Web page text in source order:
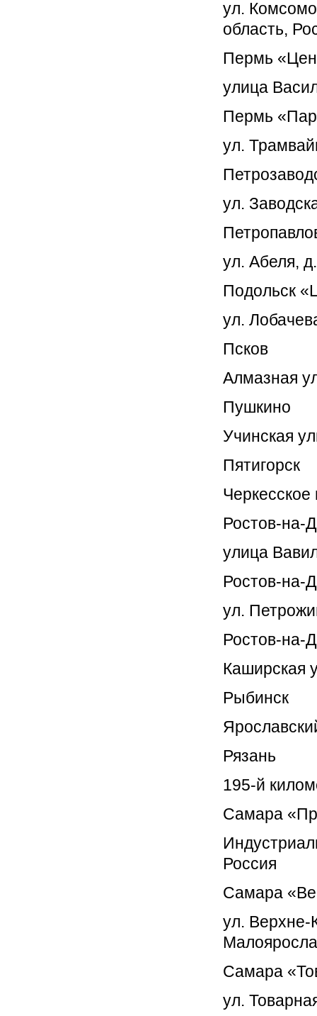
ул.
область,
Пермь
улица
Пермь
ул.
ул.
ул. Абеля,
Подольск
ул.
Псков
Алмазная
Пушкино
Учинская
Пятигорск
Ростов-на-
улица
Ростов-на-
ул.
Ростов-на-
Каширская
Рыбинск
Рязань
195-й
Самара
Россия
Самара
ул. Верхне-
Самара
ул.